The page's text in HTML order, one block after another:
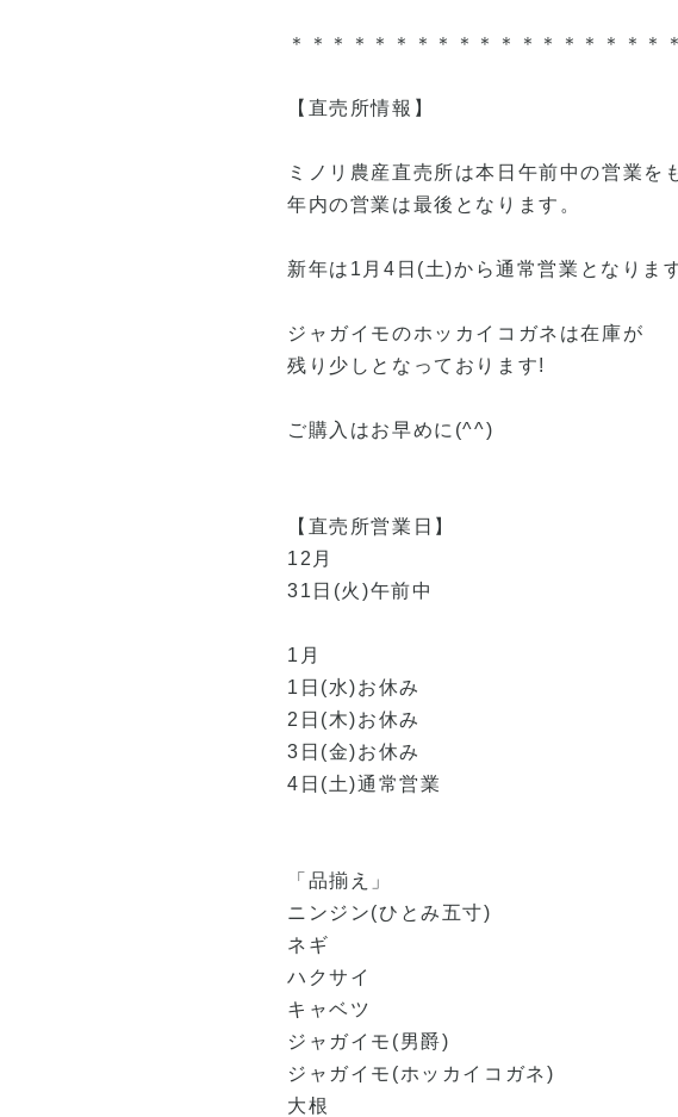
＊＊＊＊＊＊＊＊＊＊＊＊＊＊＊＊＊＊
【直売所情報】
ミノリ農産直売所は本日午前中の営業を
年内の営業は最後となります。
新年は1月4日(土)から通常営業となりま
ジャガイモのホッカイコガネは在庫が
残り少しとなっております!
ご購入はお早めに(^^)
【直売所営業日】
12月
31日(火)午前中
1月
1日(水)お休み
2日(木)お休み
3日(金)お休み
4日(土)通常営業
「品揃え」
ニンジン(ひとみ五寸)
ネギ
ハクサイ
キャベツ
ジャガイモ(男爵)
ジャガイモ(ホッカイコガネ)
大根